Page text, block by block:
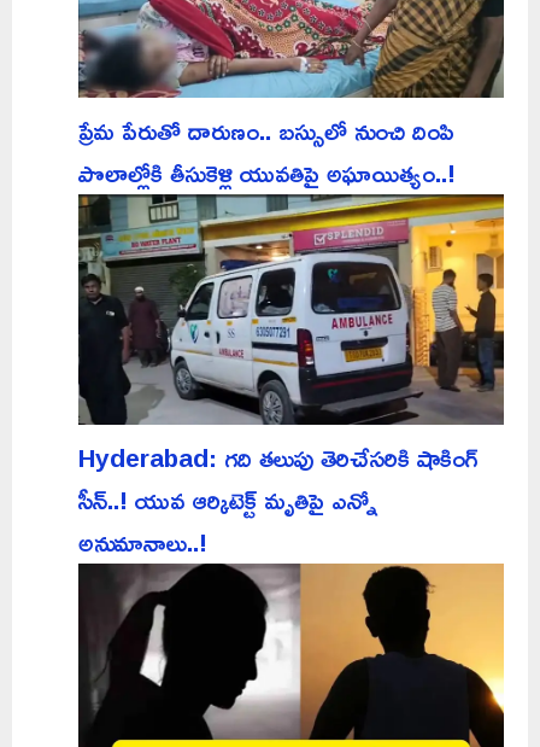
ప్రేమ పేరుతో దారుణం.. బస్సులో నుంచి దింపి
పొలాల్లోకి తీసుకెళ్లి యువతిపై అఘాయిత్యం..!
Hyderabad: గది తలుపు తెరిచేసరికి షాకింగ్
సీన్..! యువ ఆర్కిటెక్ట్ మృతిపై ఎన్నో
అనుమానాలు..!